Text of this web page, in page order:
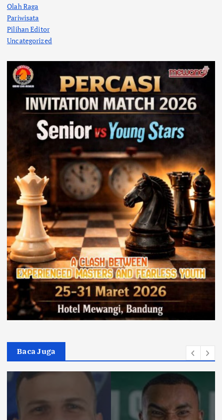
Olah Raga
Pariwisata
Pilihan Editor
Uncategorized
Baca Juga